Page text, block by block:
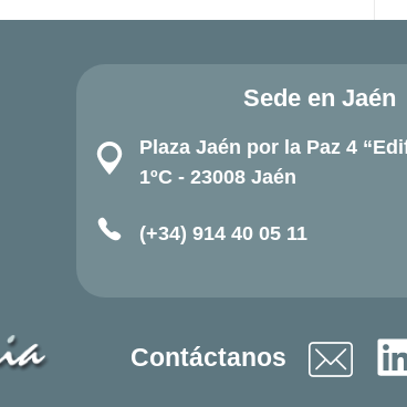
Sede en Jaén
Plaza Jaén por la Paz 4
1ºC - 23008 Jaén
(+34) 914 40 05 11
Contáctanos